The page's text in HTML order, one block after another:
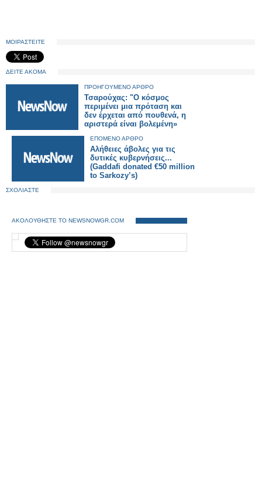
ΜΟΙΡΑΣΤΕΙΤΕ
ΔΕΙΤΕ ΑΚΟΜΑ
ΠΡΟΗΓΟΥΜΕΝΟ ΑΡΘΡΟ
Τσαρούχας: "O κόσμος
περιμένει μια πρόταση και
δεν έρχεται από πουθενά, η
αριστερά είναι βολεμένη»
ΕΠΟΜΕΝΟ ΑΡΘΡΟ
Αλήθειες άβολες για τις
δυτικές κυβερνήσεις...
(Gaddafi donated €50 million
to Sarkozy’s)
ΣΧΟΛΙΑΣΤΕ
ΑΚΟΛΟΥΘΗΣΤΕ ΤΟ NEWSNOWGR.COM